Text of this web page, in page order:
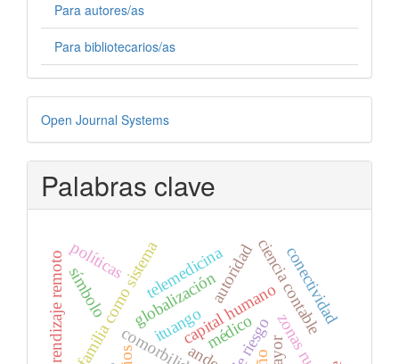
Para autores/as
Para bibliotecarios/as
Desarrollado
por
Open Journal Systems
Palabras clave
ciencia contable
capital humano
autoridad
familia como sistemaglobalización
símbolo telemedicina
médico
ituango conectividad
aprendizaje remotopolíticas